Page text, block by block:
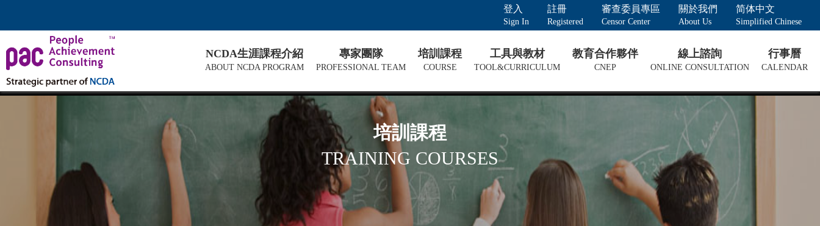
登入
Sign In
註冊
Registered
審查委員專區
Censor Center
關於我們
About Us
简体中文
Simplified Chinese
NCDA生涯課程介紹
ABOUT NCDA PROGRAM
專家團隊
PROFESSIONAL TEAM
培訓課程
COURSE
工具與教材
TOOL&CURRICULUM
教育合作夥伴
CNEP
線上諮詢
ONLINE CONSULTATION
行事曆
CALENDAR
培訓課程
TRAINING COURSES